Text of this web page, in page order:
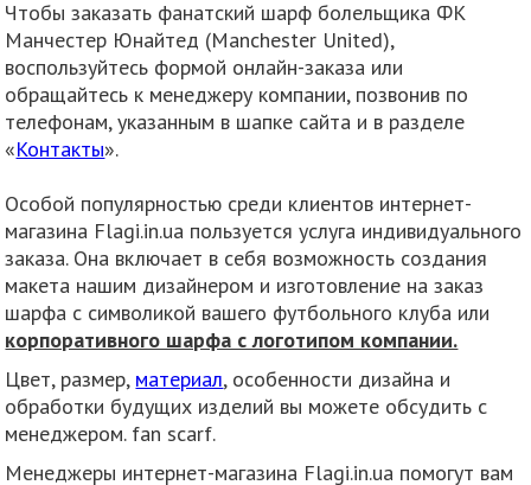
Чтобы заказать фанатский шарф болельщика ФК
Манчестер Юнайтед (Manchester United),
воспользуйтесь формой онлайн-заказа или
обращайтесь к менеджеру компании, позвонив по
телефонам, указанным в шапке сайта и в разделе
«Контакты».
Особой популярностью среди клиентов интернет-
магазина Flagi.in.ua пользуется услуга индивидуального
заказа. Она включает в себя возможность создания
макета нашим дизайнером и изготовление на заказ
шарфа с символикой вашего футбольного клуба или
корпоративного шарфа с логотипом компании.
Цвет, размер, материал, особенности дизайна и
обработки будущих изделий вы можете обсудить с
менеджером. fan scarf.
Менеджеры интернет-магазина Flagi.in.ua помогут вам